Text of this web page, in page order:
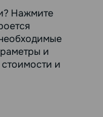
Нажмите
и
стоимости и